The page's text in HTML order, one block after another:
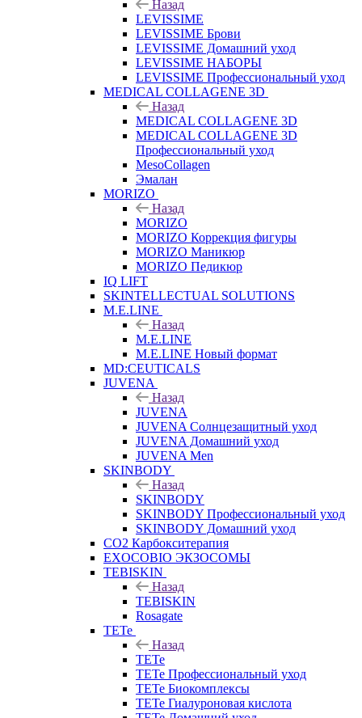
Назад
LEVISSIME
LEVISSIME Брови
LEVISSIME Домашний уход
LEVISSIME НАБОРЫ
LEVISSIME Профессиональный уход
MEDICAL COLLAGENE 3D
Назад
MEDICAL COLLAGENE 3D
MEDICAL COLLAGENE 3D
Профессиональный уход
MesoCollagen
Эмалан
MORIZO
Назад
MORIZO
MORIZO Коррекция фигуры
MORIZO Маникюр
MORIZO Педикюр
IQ LIFT
SKINTELLECTUAL SOLUTIONS
M.E.LINE
Назад
M.E.LINE
M.E.LINE Новый формат
MD:CEUTICALS
JUVENA
Назад
JUVENA
JUVENA Солнцезащитный уход
JUVENA Домашний уход
JUVENA Men
SKINBODY
Назад
SKINBODY
SKINBODY Профессиональный уход
SKINBODY Домашний уход
CO2 Карбокситерапия
EXOCOBIO ЭКЗОСОМЫ
TEBISKIN
Назад
TEBISKIN
Rosagate
TETe
Назад
TETe
TETe Профессиональный уход
TETe Биокомплексы
TETe Гиалуроновая кислота